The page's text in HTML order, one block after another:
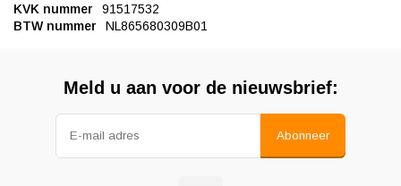
KVK nummer
91517532
BTW nummer
NL865680309B01
Meld u aan voor de nieuwsbrief:
Abonneer